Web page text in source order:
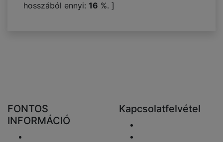
hosszából ennyi: 16 %. ]
FONTOS
INFORMÁCIÓ
Kapcsolatfelvétel